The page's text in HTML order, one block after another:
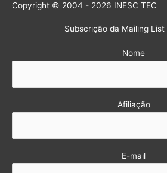
Copyright © 2004 - 2026 INESC TEC
Subscrição da Mailing List
Nome
Afiliação
E-mail